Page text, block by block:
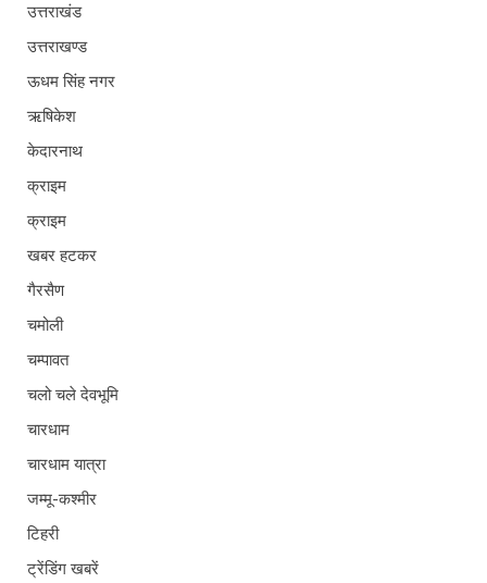
उत्तराखंड
उत्तराखण्ड
ऊधम सिंह नगर
ऋषिकेश
केदारनाथ
क्राइम
क्राइम
खबर हटकर
गैरसैण
चमोली
चम्पावत
चलो चले देवभूमि
चारधाम
चारधाम यात्रा
जम्मू-कश्मीर
टिहरी
ट्रेंडिंग खबरें